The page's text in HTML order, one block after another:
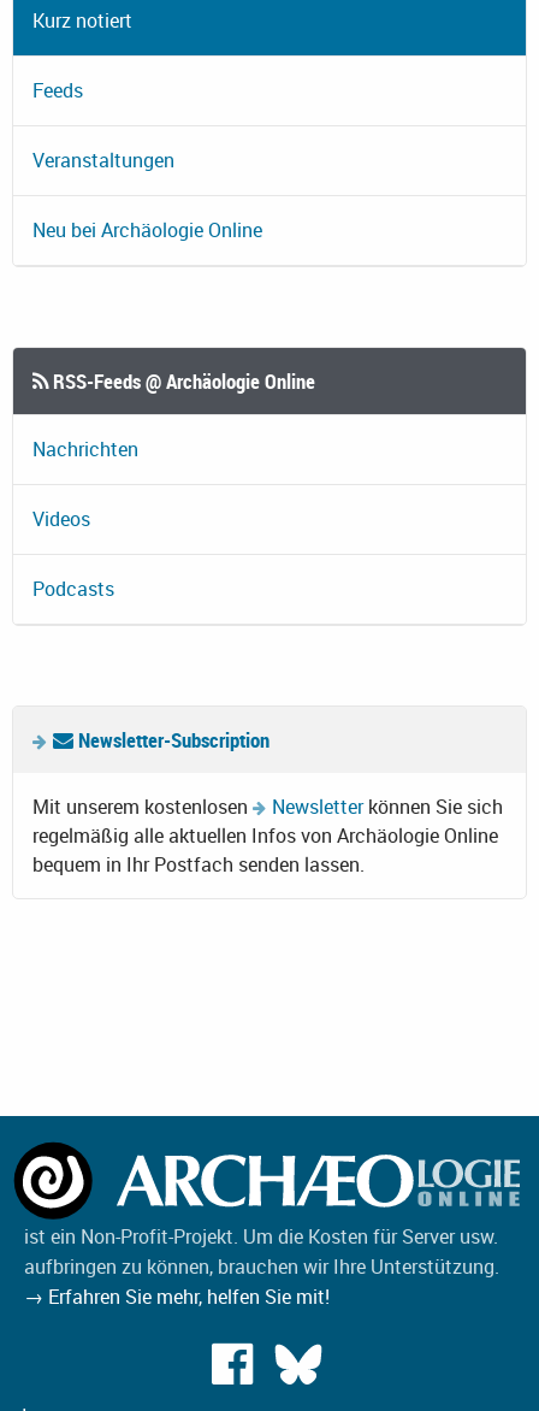
Kurz notiert
Feeds
Veranstaltungen
Neu bei Archäologie Online
RSS-Feeds @ Archäologie Online
Nachrichten
Videos
Podcasts
Newsletter-Subscription
Mit unserem kostenlosen Newsletterkönnen Sie sich
regelmäßig alle aktuellen Infos von Archäologie Online
bequem in Ihr Postfach senden lassen.
ist ein Non-Profit-Projekt. Um die Kosten für Server usw.
aufbringen zu können, brauchen wir Ihre Unterstützung.
→ Erfahren Sie mehr, helfen Sie mit!